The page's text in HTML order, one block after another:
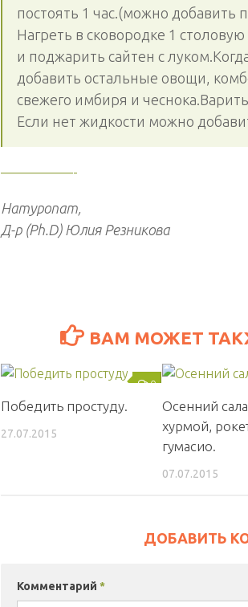
постоять 1 час.(можно добавить
Нагреть в сковородке 1
и поджарить сайтен с
добавить остальные овощи,
свежего имбиря и
Если нет жидкости можно
—————-
Натуропат,
Д-р (Ph.D) Юлия Резникова
ВАМ МОЖЕТ
0
Победить простуду.
27.07.2015
Осенний
хурмой,
гумасио.
07.07.2015
ДОБАВИТЬ
Комментарий *